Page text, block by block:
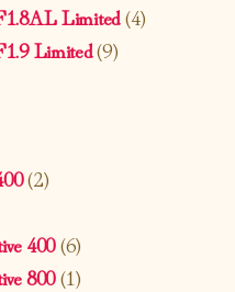
Limited(4)
Limited(9)
(2)
400(6)
800(1)